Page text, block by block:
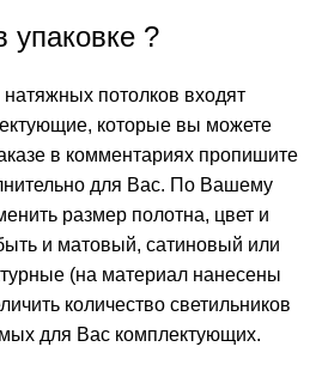
упаковке ?
потолков входят
которые вы можете
в комментариях пропишите
для Вас. По Вашему
размер полотна, цвет и
и матовый, сатиновый или
(на материал нанесены
количество светильников
для Вас комплектующих.